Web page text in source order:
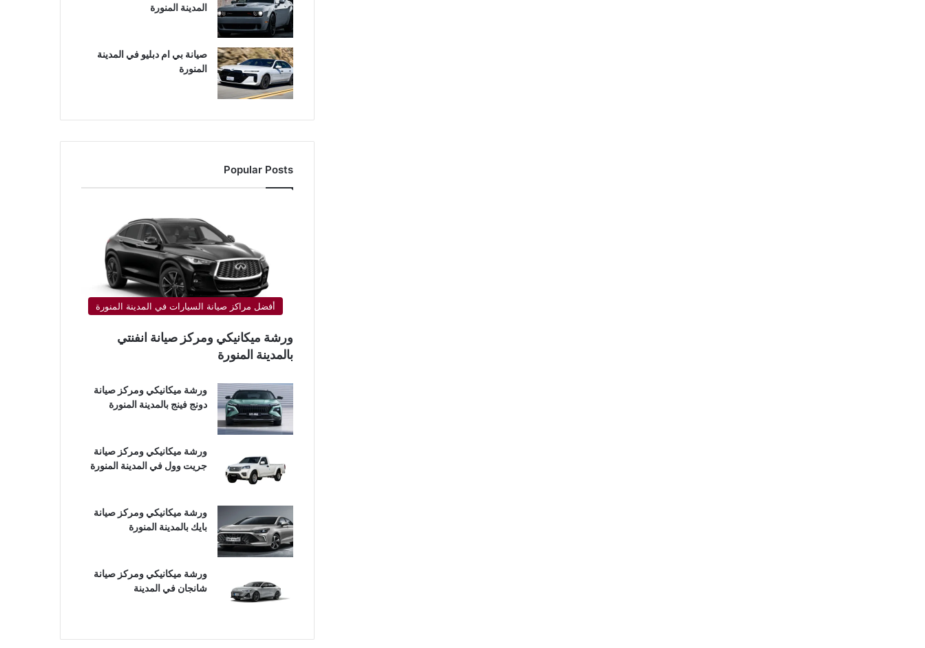
المدينة المنورة
صيانة بي ام دبليو في المدينة
المنورة
Popular Posts
أفضل مراكز صيانة السيارات في المدينة المنورة
ورشة ميكانيكي ومركز صيانة انفنتي
بالمدينة المنورة
ورشة ميكانيكي ومركز صيانة
دونج فينج بالمدينة المنورة
ورشة ميكانيكي ومركز صيانة
جريت وول في المدينة المنورة
ورشة ميكانيكي ومركز صيانة
بايك بالمدينة المنورة
ورشة ميكانيكي ومركز صيانة
شانجان في المدينة